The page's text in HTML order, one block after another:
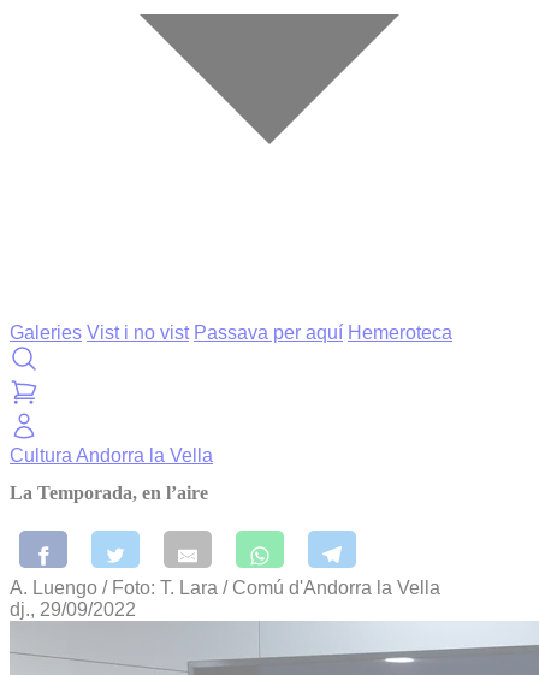
Galeries Vist i no vist Passava per aquí Hemeroteca
Cultura Andorra la Vella
La Temporada, en l’aire
A. Luengo / Foto: T. Lara / Comú d'Andorra la Vella
dj., 29/09/2022